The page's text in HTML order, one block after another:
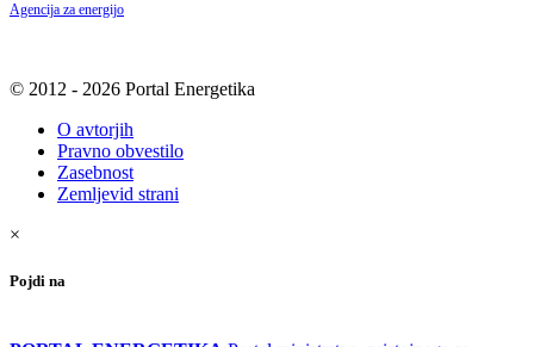
Agencija za energijo
© 2012 - 2026 Portal Energetika
O avtorjih
Pravno obvestilo
Zasebnost
Zemljevid strani
×
Pojdi na